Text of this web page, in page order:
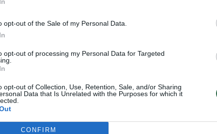
opt-out of the Sale of my Personal Data.
opt-out of processing my Personal Data for Targeted
opt-out of Collection, Use, Retention, Sale, and/or Sharing
Data that Is Unrelated with the Purposes for which it
CONFIRM
Rusijos bandymus iš pasienio zonos įsiveržti
taip pat pasiekta rezultatų papildant Ukrainos
Rusijos teritorijoje“, – sakė V. Zelenskis.
buvo išsamiai aptarti padalinių poreikiai,